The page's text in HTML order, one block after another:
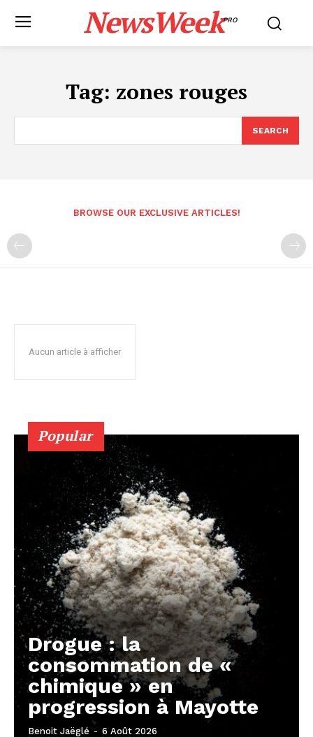
NewsWeekPRO
Tag: zones rouges
SEARCH
BROWSE OUR EXCLUSIVE ARTICLES!
Aucun article à afficher
Popular
Drogue : la
consommation de «
chimique » en
progression à Mayotte
Benoit Jaëglé - 6 Août 2026